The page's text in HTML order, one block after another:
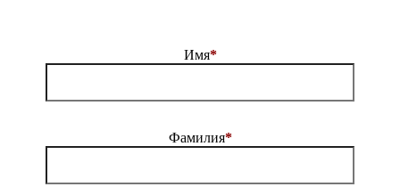
Имя*
Фамилия*